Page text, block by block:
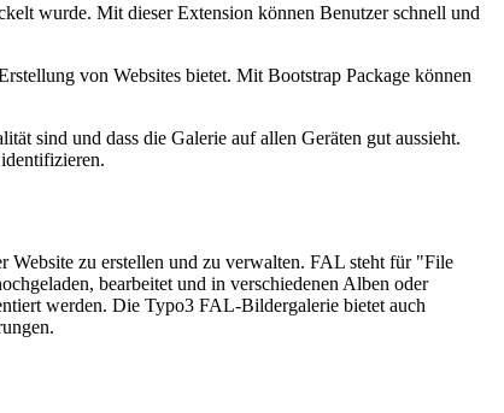
wurde. Mit dieser Extension können Benutzer schnell und
von Websites bietet. Mit Bootstrap Package können
sind und dass die Galerie auf allen Geräten gut aussieht.
zu erstellen und zu verwalten. FAL steht für "File
bearbeitet und in verschiedenen Alben oder
werden. Die Typo3 FAL-Bildergalerie bietet auch